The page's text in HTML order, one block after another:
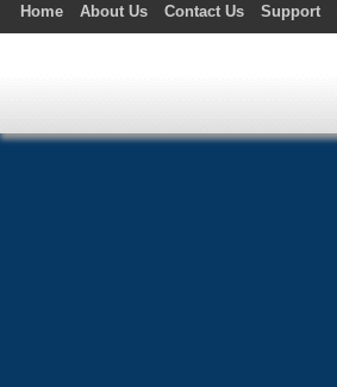
Home About Us Contact Us Support